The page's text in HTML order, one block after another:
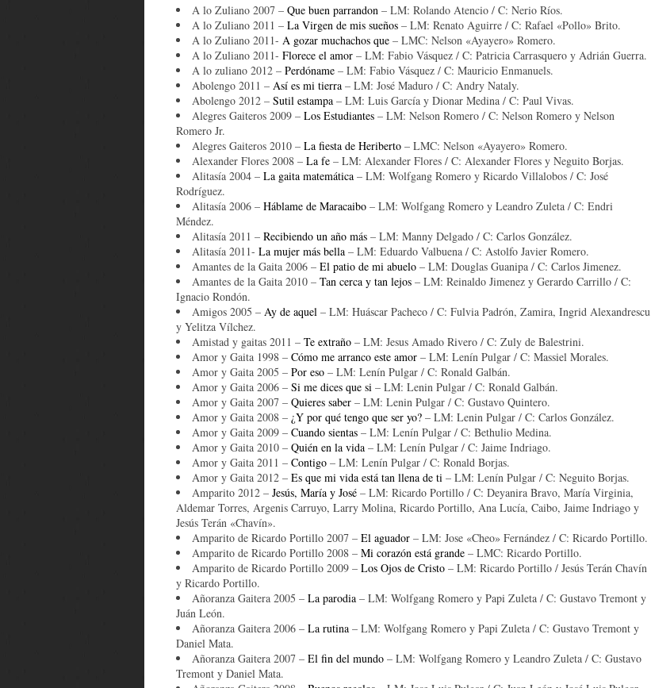
A lo Zuliano 2007 – Que buen parrandon – LM: Rolando Atencio / C: Nerio Ríos.
A lo Zuliano 2011 – La Virgen de mis sueños – LM: Renato Aguirre / C: Rafael «Pollo» Brito.
A lo Zuliano 2011- A gozar muchachos que – LMC: Nelson «Ayayero» Romero.
A lo Zuliano 2011- Florece el amor – LM: Fabio Vásquez / C: Patricia Carrasquero y Adrián Guerra.
A lo zuliano 2012 – Perdóname – LM: Fabio Vásquez / C: Mauricio Enmanuels.
Abolengo 2011 – Así es mi tierra – LM: José Maduro / C: Andry Nataly.
Abolengo 2012 – Sutil estampa – LM: Luis García y Dionar Medina / C: Paul Vivas.
Alegres Gaiteros 2009 – Los Estudiantes – LM: Nelson Romero / C: Nelson Romero y Nelson
Romero Jr.
Alegres Gaiteros 2010 – La fiesta de Heriberto – LMC: Nelson «Ayayero» Romero.
Alexander Flores 2008 – La fe – LM: Alexander Flores / C: Alexander Flores y Neguito Borjas.
Alitasía 2004 – La gaita matemática – LM: Wolfgang Romero y Ricardo Villalobos / C: José
Rodríguez.
Alitasía 2006 – Háblame de Maracaibo – LM: Wolfgang Romero y Leandro Zuleta / C: Endri
Méndez.
Alitasía 2011 – Recibiendo un año más – LM: Manny Delgado / C: Carlos González.
Alitasía 2011- La mujer más bella – LM: Eduardo Valbuena / C: Astolfo Javier Romero.
Amantes de la Gaita 2006 – El patio de mi abuelo – LM: Douglas Guanipa / C: Carlos Jimenez.
Amantes de la Gaita 2010 – Tan cerca y tan lejos – LM: Reinaldo Jimenez y Gerardo Carrillo / C:
Ignacio Rondón.
Amigos 2005 – Ay de aquel – LM: Huáscar Pacheco / C: Fulvia Padrón, Zamira, Ingrid Alexandrescu
y Yelitza Vílchez.
Amistad y gaitas 2011 – Te extraño – LM: Jesus Amado Rivero / C: Zuly de Balestrini.
Amor y Gaita 1998 – Cómo me arranco este amor – LM: Lenín Pulgar / C: Massiel Morales.
Amor y Gaita 2005 – Por eso – LM: Lenín Pulgar / C: Ronald Galbán.
Amor y Gaita 2006 – Si me dices que si – LM: Lenin Pulgar / C: Ronald Galbán.
Amor y Gaita 2007 – Quieres saber – LM: Lenin Pulgar / C: Gustavo Quintero.
Amor y Gaita 2008 – ¿Y por qué tengo que ser yo? – LM: Lenin Pulgar / C: Carlos González.
Amor y Gaita 2009 – Cuando sientas – LM: Lenín Pulgar / C: Bethulio Medina.
Amor y Gaita 2010 – Quién en la vida – LM: Lenín Pulgar / C: Jaime Indriago.
Amor y Gaita 2011 – Contigo – LM: Lenín Pulgar / C: Ronald Borjas.
Amor y Gaita 2012 – Es que mi vida está tan llena de ti – LM: Lenín Pulgar / C: Neguito Borjas.
Amparito 2012 – Jesús, María y José – LM: Ricardo Portillo / C: Deyanira Bravo, María Virginia,
Aldemar Torres, Argenis Carruyo, Larry Molina, Ricardo Portillo, Ana Lucía, Caibo, Jaime Indriago y
Jesús Terán «Chavín».
Amparito de Ricardo Portillo 2007 – El aguador – LM: Jose «Cheo» Fernández / C: Ricardo Portillo.
Amparito de Ricardo Portillo 2008 – Mi corazón está grande – LMC: Ricardo Portillo.
Amparito de Ricardo Portillo 2009 – Los Ojos de Cristo – LM: Ricardo Portillo / Jesús Terán Chavín
y Ricardo Portillo.
Añoranza Gaitera 2005 – La parodia – LM: Wolfgang Romero y Papi Zuleta / C: Gustavo Tremont y
Juán León.
Añoranza Gaitera 2006 – La rutina – LM: Wolfgang Romero y Papi Zuleta / C: Gustavo Tremont y
Daniel Mata.
Añoranza Gaitera 2007 – El fin del mundo – LM: Wolfgang Romero y Leandro Zuleta / C: Gustavo
Tremont y Daniel Mata.